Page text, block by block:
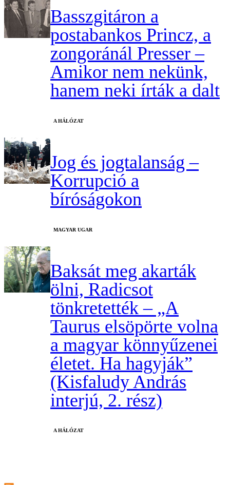
Basszgitáron a
postabankos Princz, a
zongoránál Presser –
Amikor nem nekünk,
hanem neki írták a dalt
A HÁLÓZAT
Jog és jogtalanság –
Korrupció a
bíróságokon
MAGYAR UGAR
Baksát meg akarták
ölni, Radicsot
tönkretették – „A
Taurus elsöpörte volna
a magyar könnyűzenei
életet. Ha hagyják”
(Kisfaludy András
interjú, 2. rész)
A HÁLÓZAT